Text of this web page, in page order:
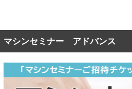
マシンセミナー アドバンス